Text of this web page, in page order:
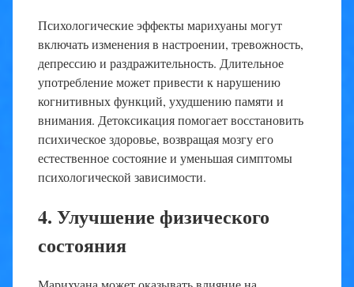
Психологические эффекты марихуаны могут
включать изменения в настроении, тревожность,
депрессию и раздражительность. Длительное
употребление может привести к нарушению
когнитивных функций, ухудшению памяти и
внимания. Детоксикация помогает восстановить
психическое здоровье, возвращая мозгу его
естественное состояние и уменьшая симптомы
психологической зависимости.
4. Улучшение физического
состояния